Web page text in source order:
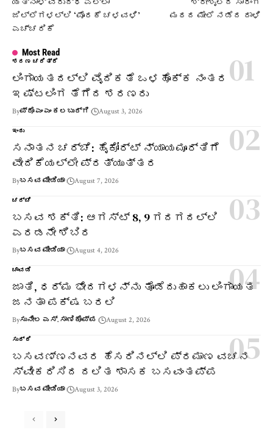
ಜಿಲ್ಲೆಗಳಲ್ಲಿ ‘ಪೊರಕೆ ಚಳವಳಿ’
ಎಚ್ಚರಿಕೆ
ಮಠದ ಮೇಲೆ ನಡೆದ ದಾಳಿ
Most Read
ಶರಣ ಚರಿತ್ರೆ
ಲಿಂಗಾಯತದಲ್ಲಿ ವೈದಿಕತೆ ಒಳಹೊಕ್ಕ ನಂತರ
ಇಷ್ಟಲಿಂಗ ತೆಗೆದ ಶರಣರು
Byಪ್ರೊ ಎಂ ಎಂ ಕಲಬುರ್ಗಿ August 3, 2026
ಇಂದು
ಸನಾತನ ಚರ್ಚೆ: ಹೈಕೋರ್ಟ್ ನ್ಯಾಯಮೂರ್ತಿಗೆ
ವೇದಿಕೆಯಲ್ಲೇ ಪ್ರತ್ಯುತ್ತರ
Byಬಸವ ಮೀಡಿಯಾ August 7, 2026
ಚರ್ಚೆ
ಬಸವ ಶಕ್ತಿ: ಆಗಸ್ಟ್ 8, 9 ಗದಗದಲ್ಲಿ
ಎರಡನೇ ಶಿಬಿರ
Byಬಸವ ಮೀಡಿಯಾ August 4, 2026
ಚಾವಡಿ
ಜಾತಿ, ಧರ್ಮ ಭೇದಗಳನ್ನು ತೊಡೆದುಹಾಕಲು ಲಿಂಗಾಯತ
ಜನತಾ ಪಕ್ಷ ಬರಲಿ
Byಸುನೀಲ ಎಸ್. ಸಾಣಿಕೊಪ್ಪ August 2, 2026
ಸುದ್ದಿ
ಬಸವಣ್ಣನವರ ಹೆಸರಿನಲ್ಲಿ ಪ್ರಮಾಣ ವಚನ
ಸ್ವೀಕರಿಸಿದ ದಲಿತ ಶಾಸಕ ಬಸವಂತಪ್ಪ
Byಬಸವ ಮೀಡಿಯಾ August 3, 2026